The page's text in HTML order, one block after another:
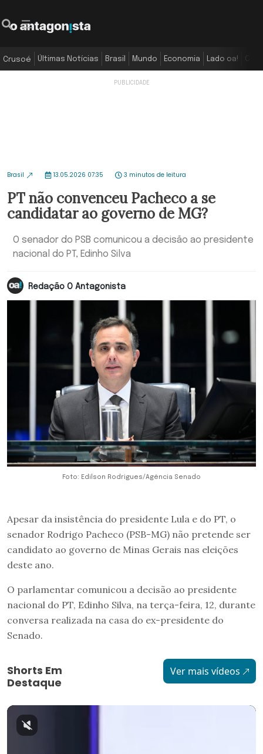
Crusoé Últimas Notícias Brasil Mundo Economia Lado oa!
Brasil 13.05.2026 07:35 3 minutos de leitura
PT não convenceu Pacheco a se
candidatar ao governo de MG?
O senador do PSB comunicou a decisão ao presidente
nacional do PT, Edinho Silva
Redação O Antagonista
Foto: Edilson Rodrigues/Agência Senado
Apesar da insistência do presidente Lula e do PT, o
senador Rodrigo Pacheco (PSB-MG) não pretende ser
candidato ao governo de Minas Gerais nas eleições
deste ano.
O parlamentar comunicou a decisão ao presidente
nacional do PT, Edinho Silva, na terça-feira, 12, durante
conversa realizada na casa do ex-presidente do
Senado.
Shorts Em
Destaque
Ver mais vídeos